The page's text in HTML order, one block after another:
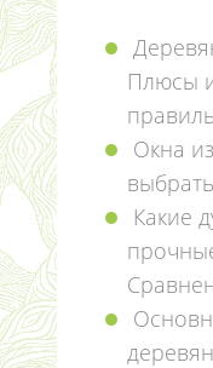
Плюсы
Окна
Какие